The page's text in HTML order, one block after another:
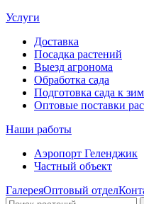
Услуги
Доставка
Посадка растений
Выезд агронома
Обработка сада
Подготовка сада к
Оптовые поставки
Наши работы
Аэропорт Геленджик
Частный объект
ГалереяОптовый отдел